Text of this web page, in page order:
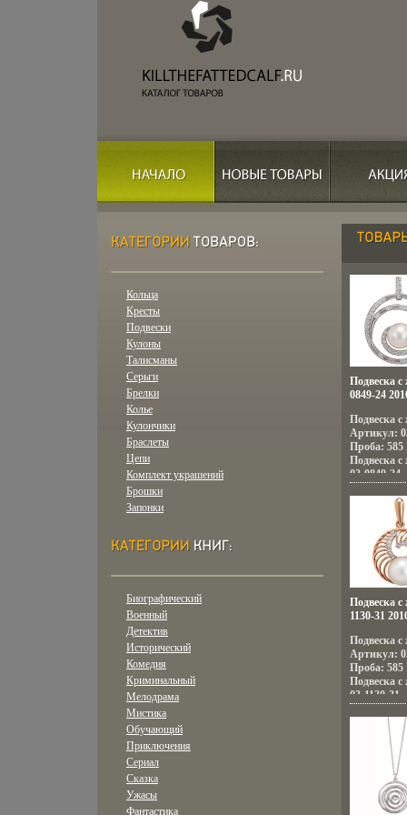
Кольца
Кресты
Подвески
Кулоны
Талисманы
Серьги
Брелки
Колье
Кулончики
Браслеты
Цепи
Комплект украшений
Брошки
Запонки
Биографический
Военный
Детектив
Исторический
Комедия
Криминальный
Мелодрама
Мистика
Обучающий
Приключения
Сериал
Сказка
Ужасы
Фантастика
Подвеска
0849-24
Подвеска
Артикул:
Проба: 585
Подвеска
03-0849-24.
Подвеска
1130-31
Подвеска
Артикул:
Проба: 585
Подвеска
03-1130-31.